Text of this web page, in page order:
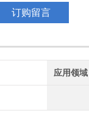
于无菌生产领域。*符合
订购留言
应用领域